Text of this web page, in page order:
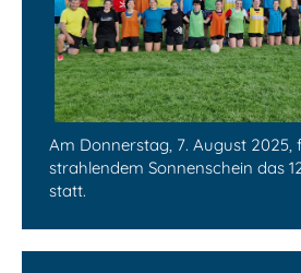
Am Donnerstag, 7. August 2025,
strahlendem Sonnenschein das
statt.